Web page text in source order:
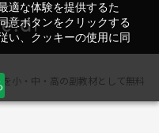
適な体験を提供するた
意ボタンをクリックする
い、クッキーの使用に同
小・中・高の副教材として無料